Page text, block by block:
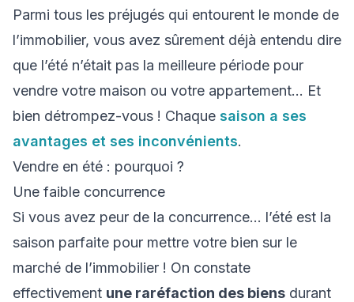
Parmi tous les préjugés qui entourent le monde de
l’immobilier, vous avez sûrement déjà entendu dire
que l’été n’était pas la meilleure période pour
vendre votre maison ou votre appartement… Et
bien détrompez-vous ! Chaque saison a ses
avantages et ses inconvénients.
Vendre en été : pourquoi ?
Une faible concurrence
Si vous avez peur de la concurrence… l’été est la
saison parfaite pour mettre votre bien sur le
marché de l’immobilier ! On constate
effectivement une raréfaction des biens durant